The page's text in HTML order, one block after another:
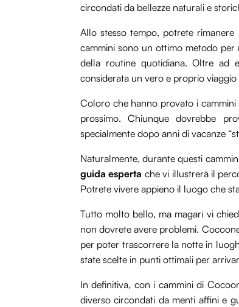
circondati da bellezze naturali e
Allo stesso tempo, potrete
cammini sono un ottimo metodo per
della routine quotidiana. Oltre ad
considerata un vero e proprio viaggio
Coloro che hanno provato i cammini
prossimo. Chiunque dovrebbe
specialmente dopo anni di vacanze
Naturalmente, durante questi
guida esperta che vi illustrerà il
Potrete vivere appieno il luogo che
Tutto molto bello, ma magari vi
non dovrete avere problemi.
per poter trascorrere la notte in
state scelte in punti ottimali per
In definitiva, con i cammini di
diverso circondati da menti affini e